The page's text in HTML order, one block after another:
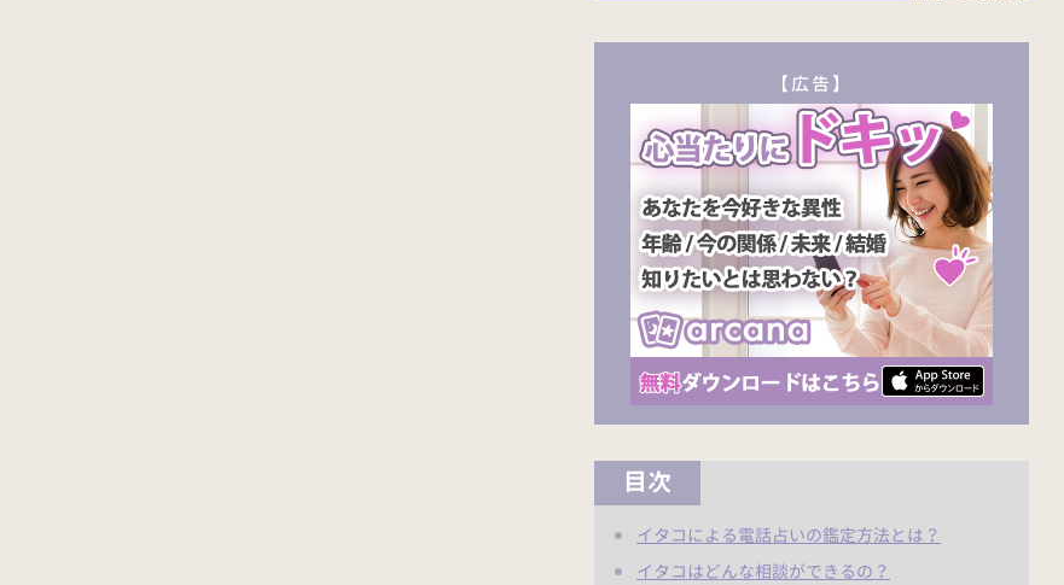
【広告】
目次
イタコによる電話占いの鑑定方法とは？
イタコはどんな相談ができるの？